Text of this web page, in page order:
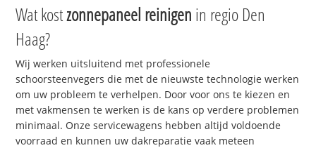
Wat kostzonnepaneel reinigen in regio Den
Haag?
Wij werken uitsluitend met professionele
schoorsteenvegers die met de nieuwste technologie werken
om uw probleem te verhelpen. Door voor ons te kiezen en
met vakmensen te werken is de kans op verdere problemen
minimaal. Onze servicewagens hebben altijd voldoende
voorraad en kunnen uw dakreparatie vaak meteen